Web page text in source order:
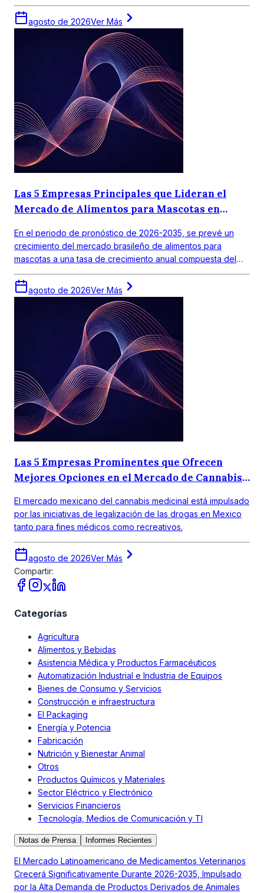
agosto de 2026Ver Más
Las 5 Empresas Principales que Lideran el
Mercado de Alimentos para Mascotas en
En el periodo de pronóstico de 2026-2035, se prevé un
crecimiento del mercado brasileño de alimentos para
mascotas a una tasa de crecimiento anual compuesta del
10,80%.
agosto de 2026Ver Más
Las 5 Empresas Prominentes que Ofrecen
Mejores Opciones en el Mercado de Cannabis
El mercado mexicano del cannabis medicinal está impulsado
por las iniciativas de legalización de las drogas en Mexico
tanto para fines médicos como recreativos.
agosto de 2026Ver Más
Compartir:
Categorías
Agricultura
Alimentos y Bebidas
Asistencia Médica y Productos Farmacéuticos
Automatización Industrial e Industria de Equipos
Bienes de Consumo y Servicios
Construcción e infraestructura
El Packaging
Energía y Potencia
Fabricación
Nutrición y Bienestar Animal
Otros
Productos Químicos y Materiales
Sector Eléctrico y Electrónico
Servicios Financieros
Tecnología, Medios de Comunicación y TI
Notas de Prensa Informes Recientes
El Mercado Latinoamericano de Medicamentos Veterinarios
Crecerá Significativamente Durante 2026-2035, Impulsado
por la Alta Demanda de Productos Derivados de Animales